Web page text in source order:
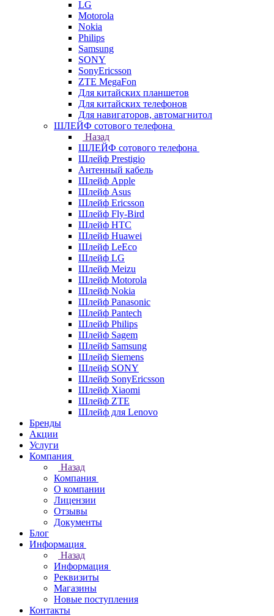
LG
Motorola
Nokia
Philips
Samsung
SONY
SonyEricsson
ZTE MegaFon
Для китайских планшетов
Для китайских телефонов
Для навигаторов, автомагнитол
ШЛЕЙФ сотового телефона
Назад
ШЛЕЙФ сотового телефона
Шлейф Prestigio
Антенный кабель
Шлейф Apple
Шлейф Asus
Шлейф Ericsson
Шлейф Fly-Bird
Шлейф HTC
Шлейф Huawei
Шлейф LeEco
Шлейф LG
Шлейф Meizu
Шлейф Motorola
Шлейф Nokia
Шлейф Panasonic
Шлейф Pantech
Шлейф Philips
Шлейф Sagem
Шлейф Samsung
Шлейф Siemens
Шлейф SONY
Шлейф SonyEricsson
Шлейф Xiaomi
Шлейф ZTE
Шлейф для Lenovo
Бренды
Акции
Услуги
Компания
Назад
Компания
О компании
Лицензии
Отзывы
Документы
Блог
Информация
Назад
Информация
Реквизиты
Магазины
Новые поступления
Контакты